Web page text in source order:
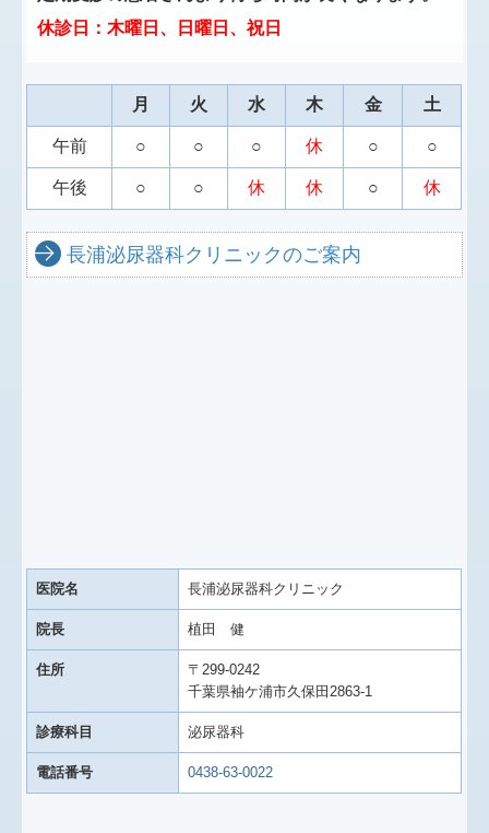
休診日：木曜日、日曜日、祝日
月 火 水 木 金 土
午前 ○ ○ ○ 休 ○ ○
午後 ○ ○ 休 休 ○ 休
長浦泌尿器科クリニックのご案内
医院名 長浦泌尿器科クリニック
院長 植田 健
住所
〒299-0242
千葉県袖ケ浦市久保田2863-1
診療科目 泌尿器科
電話番号 0438-63-0022